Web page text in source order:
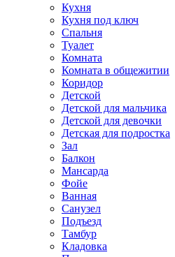
Кухня
Кухня под ключ
Спальня
Туалет
Комната
Комната в общежитии
Коридор
Детской
Детской для мальчика
Детской для девочки
Детская для подростка
Зал
Балкон
Мансарда
Фойе
Ванная
Санузел
Подъезд
Тамбур
Кладовка